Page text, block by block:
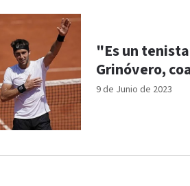
9 de Junio de 2023
"Es un
Grinóvero,